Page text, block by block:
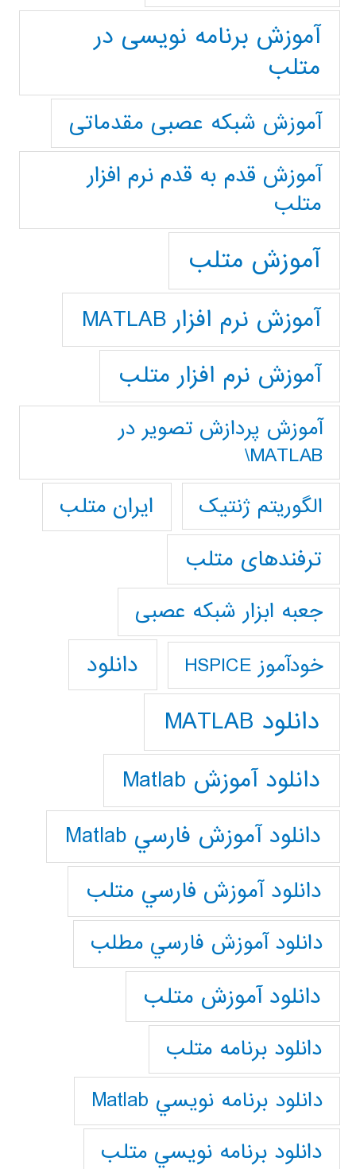
آموزش برنامه نویسی در
متلب
آموزش شبکه عصبی مقدماتی
آموزش قدم به قدم نرم افزار
متلب
آموزش متلب
آموزش نرم افزار MATLAB
آموزش نرم افزار متلب
آموزش پردازش تصوير در
MATLAB\
الگوریتم ژنتیک
ایران متلب
ترفندهای متلب
جعبه ابزار شبکه عصبی
خودآموز HSPICE دانلود
دانلود MATLAB
دانلود آموزش Matlab
دانلود آموزش فارسي Matlab
دانلود آموزش فارسي متلب
دانلود آموزش فارسي مطلب
دانلود آموزش متلب
دانلود برنامه متلب
دانلود برنامه نويسي Matlab
دانلود برنامه نويسي متلب